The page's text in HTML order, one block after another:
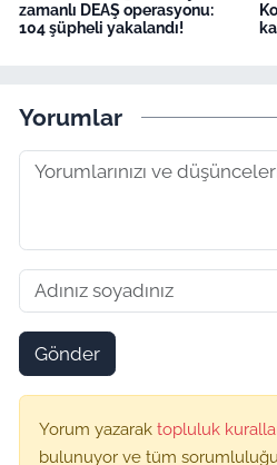
zamanlı DEAŞ operasyonu:
104 şüpheli yakalandı!
Yorumlar
Gönder
Yorum yazarak topluluk
bulunuyor ve tüm